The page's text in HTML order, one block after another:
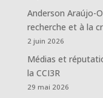
Anderson Araújo-
recherche et à la
2 juin 2026
Médias et
la CCI3R
29 mai 2026